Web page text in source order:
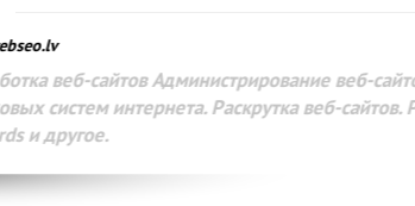
веб-сайтов. SEO оптимизация сайта для
веб-сайтов. Реклама в интернете Google